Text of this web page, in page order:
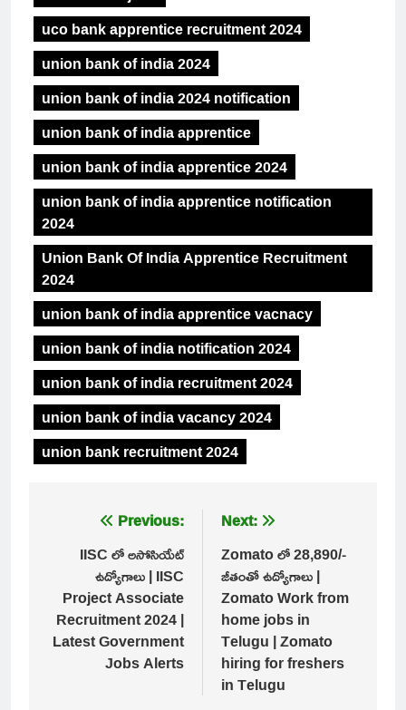
uco bank apprentice recruitment 2024
union bank of india 2024
union bank of india 2024 notification
union bank of india apprentice
union bank of india apprentice 2024
union bank of india apprentice notification
2024
Union Bank Of India Apprentice Recruitment
2024
union bank of india apprentice vacnacy
union bank of india notification 2024
union bank of india recruitment 2024
union bank of india vacancy 2024
union bank recruitment 2024
navigation
Previous:
IISC లో అసోసియేట్
ఉద్యోగాలు | IISC
Project Associate
Recruitment 2024 |
Latest Government
Jobs Alerts
Next:
Zomato లో 28,890/-
జీతంతో ఉద్యోగాలు |
Zomato Work from
home jobs in
Telugu | Zomato
hiring for freshers
in Telugu